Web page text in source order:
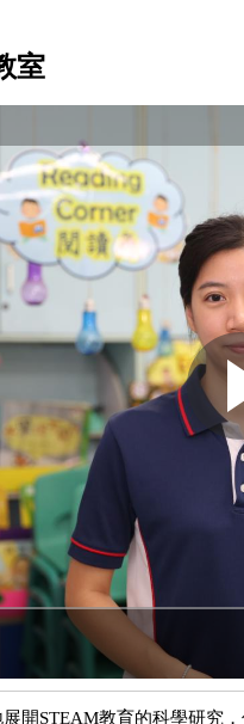
室
開STEAM教育的科學研究